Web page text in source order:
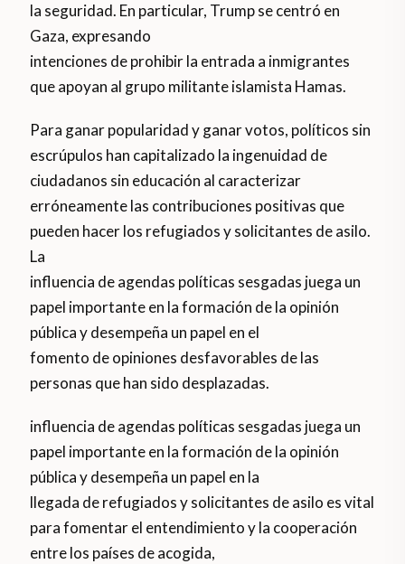
la seguridad. En particular, Trump se centró en
Gaza, expresando
intenciones de prohibir la entrada a inmigrantes
que apoyan al grupo militante islamista Hamas.
Para ganar popularidad y ganar votos, políticos sin
escrúpulos han capitalizado la ingenuidad de
ciudadanos sin educación al caracterizar
erróneamente las contribuciones positivas que
pueden hacer los refugiados y solicitantes de asilo.
La
influencia de agendas políticas sesgadas juega un
papel importante en la formación de la opinión
pública y desempeña un papel en el
fomento de opiniones desfavorables de las
personas que han sido desplazadas.
influencia de agendas políticas sesgadas juega un
papel importante en la formación de la opinión
pública y desempeña un papel en la
llegada de refugiados y solicitantes de asilo es vital
para fomentar el entendimiento y la cooperación
entre los países de acogida,